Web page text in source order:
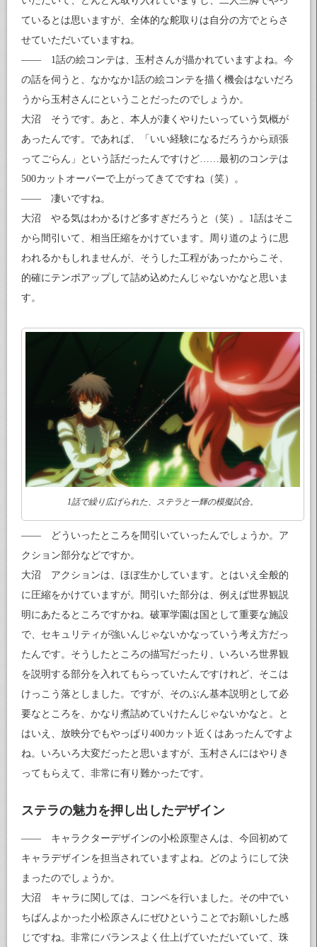
ているとは思いますが、全体的な舵取りは自分の方でとらさ
せていただいていますね。
—— 1話の絵コンテは、玉村さんが描かれていますよね。今
の話を伺うと、なかなか1話の絵コンテを描く機会はないだろ
うから玉村さんにということだったのでしょうか。
大沼 そうです。あと、本人が凄くやりたいっていう気概が
あったんです。であれば、「いい経験になるだろうから頑張
ってごらん」という話だったんですけど……最初のコンテは
500カットオーバーで上がってきてですね（笑）。
—— 凄いですね。
大沼 やる気はわかるけど多すぎだろうと（笑）。1話はそこ
から間引いて、相当圧縮をかけています。周り道のように思
われるかもしれませんが、そうした工程があったからこそ、
的確にテンポアップして詰め込めたんじゃないかなと思いま
す。
1話で繰り広げられた、ステラと一輝の模擬試合。
—— どういったところを間引いていったんでしょうか。ア
クション部分などですか。
大沼 アクションは、ほぼ生かしています。とはいえ全般的
に圧縮をかけていますが。間引いた部分は、例えば世界観説
明にあたるところですかね。破軍学園は国として重要な施設
で、セキュリティが強いんじゃないかなっていう考え方だっ
たんです。そうしたところの描写だったり、いろいろ世界観
を説明する部分を入れてもらっていたんですけれど、そこは
けっこう落としました。ですが、そのぶん基本説明として必
要なところを、かなり煮詰めていけたんじゃないかなと。と
はいえ、放映分でもやっぱり400カット近くはあったんですよ
ね。いろいろ大変だったと思いますが、玉村さんにはやりき
ってもらえて、非常に有り難かったです。
ステラの魅力を押し出したデザイン
—— キャラクターデザインの小松原聖さんは、今回初めて
キャラデザインを担当されていますよね。どのようにして決
まったのでしょうか。
大沼 キャラに関しては、コンペを行いました。その中でい
ちばんよかった小松原さんにぜひということでお願いした感
じですね。非常にバランスよく仕上げていただいていて、珠